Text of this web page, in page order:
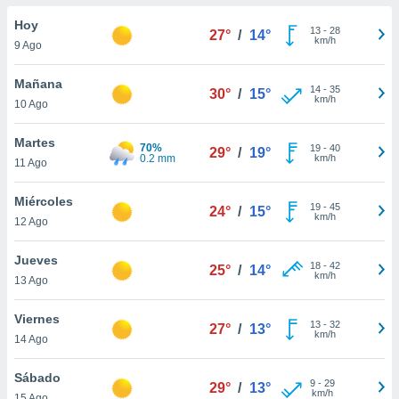
en
y
disponible
cookies
aceptar
Hoy
9 Ago
27° / 14° 13- 28
km/h
Mañana
10 Ago
30° / 15° 14- 35
km/h
Martes
11 Ago
70%
0.2 mm
29° / 19° 19- 40
km/h
Miércoles
12 Ago
24° / 15° 19- 45
km/h
Jueves
13 Ago
25° / 14° 18- 42
km/h
Viernes
14 Ago
27° / 13° 13- 32
km/h
Sábado
29° / 13° 9- 29
km/h